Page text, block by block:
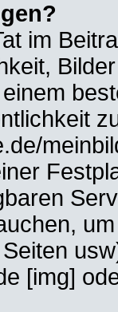
im
[img]